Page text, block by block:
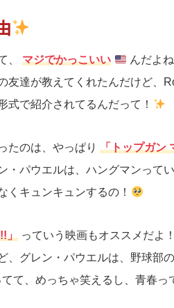
、マジでかっこいい
んだよ
友達が教えてくれたんだけど、
式で紹介されてるんだって！
たのは、やっぱり「トップガン
パウエルは、ハングマンって
くキュンキュンするの！
」 っていう映画もオススメだよ
、グレン・パウエルは、野球部
て、めっちゃ笑えるし、青春っ